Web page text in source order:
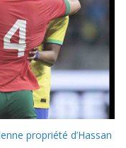
propriété d’Hassan